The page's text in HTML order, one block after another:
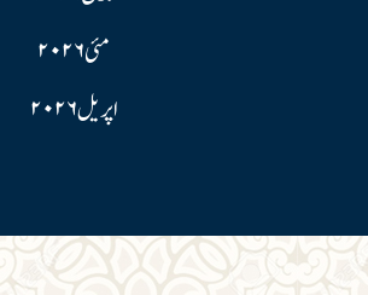
مئی ۲۰۲۶
اپریل ۲۰۲۶